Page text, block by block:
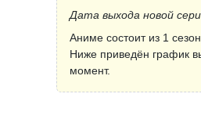
Дата выхода новой
Аниме состоит из 1
Ниже приведён график
момент.